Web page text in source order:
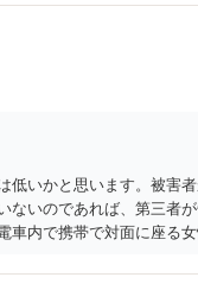
ーを持参して取り調べ内
低いかと思います。被害
ないのであれば、第三者
内で携帯で対面に座る
勾留されるケースが私の